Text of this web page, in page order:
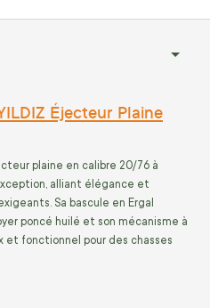
Éjecteur Plaine
plaine en calibre 20/76 à
alliant élégance et
Sa bascule en Ergal
poncé huilé et son mécanisme à
et fonctionnel pour des chasses